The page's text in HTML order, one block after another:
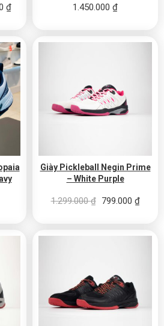
1.999.000 ₫.
₫Giá hiện tại là: 1.599.000 ₫.
1.450.000 ₫
Giày Pickleball Negin Prime
– White Purple
1.299.000₫ Giá gốc là:
799.000 ₫Giá